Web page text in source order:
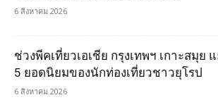
6 สิงหาคม 2026
ช่วงพีคเที่ยวเอเชีย กรุงเทพฯ เกาะสมุย
5 ยอดนิยมของนักท่องเที่ยวชาวยุโรป
6 สิงหาคม 2026